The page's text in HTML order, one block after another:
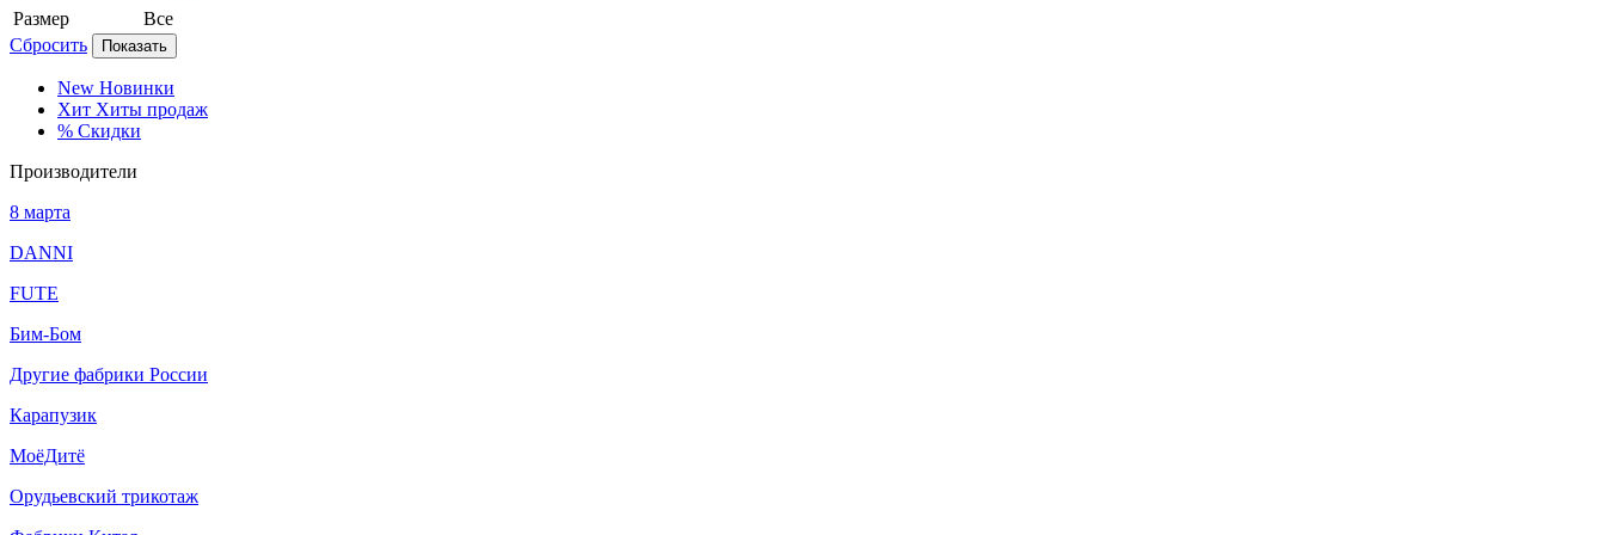
Размер
Все
Сбросить
Показать
New Новинки
Хит Хиты продаж
% Скидки
Производители
8 марта
DANNI
FUTE
Бим-Бом
Другие фабрики России
Карапузик
МоёДитё
Орудьевский трикотаж